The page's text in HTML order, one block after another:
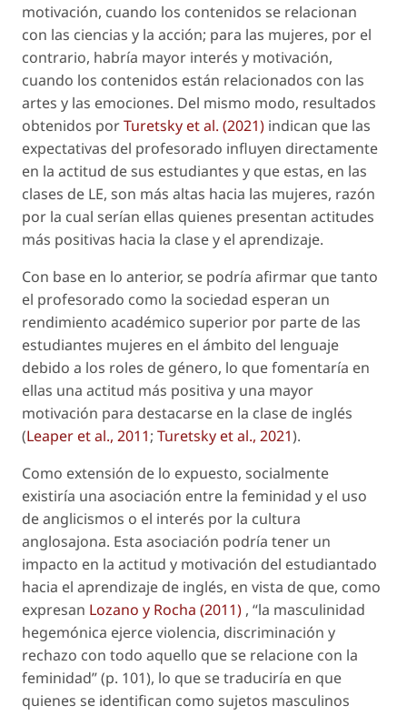
motivación, cuando los contenidos se relacionan
con las ciencias y la acción; para las mujeres, por el
contrario, habría mayor interés y motivación,
cuando los contenidos están relacionados con las
artes y las emociones. Del mismo modo, resultados
obtenidos porTuretsky et al. (2021) indican que las
expectativas del profesorado influyen directamente
en la actitud de sus estudiantes y que estas, en las
clases de LE, son más altas hacia las mujeres, razón
por la cual serían ellas quienes presentan actitudes
más positivas hacia la clase y el aprendizaje.
Con base en lo anterior, se podría afirmar que tanto
el profesorado como la sociedad esperan un
rendimiento académico superior por parte de las
estudiantes mujeres en el ámbito del lenguaje
debido a los roles de género, lo que fomentaría en
ellas una actitud más positiva y una mayor
motivación para destacarse en la clase de inglés
(Leaper et al., 2011; Turetsky et al., 2021).
Como extensión de lo expuesto, socialmente
existiría una asociación entre la feminidad y el uso
de anglicismos o el interés por la cultura
anglosajona. Esta asociación podría tener un
impacto en la actitud y motivación del estudiantado
hacia el aprendizaje de inglés, en vista de que, como
expresan Lozano y Rocha (2011) , “la masculinidad
hegemónica ejerce violencia, discriminación y
rechazo con todo aquello que se relacione con la
feminidad” (p. 101), lo que se traduciría en que
quienes se identifican como sujetos masculinos